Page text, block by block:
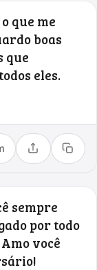
que me
boas
que
eles.
Compartilhar
Copiar
sempre
por todo
você